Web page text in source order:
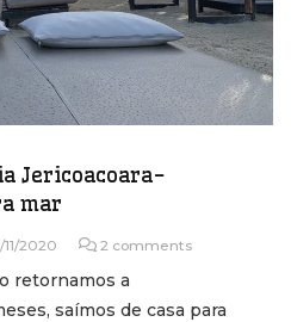
Jericoacoara-
mar
11/2020 2 comments
retornamos a
saímos de casa para